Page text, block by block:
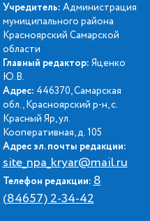
Учредитель: Администрация
муниципального района
Красноярский Самарской
области
Главный редактор: Яценко
Ю.В.
Адрес: 446370, Самарская
обл., Красноярский р-н, с.
Красный Яр, ул.
Кооперативная, д. 105
Адрес эл. почты редакции:
site_npa_kryar@mail.ru
Телефон редакции:8
(84657) 2-34-42